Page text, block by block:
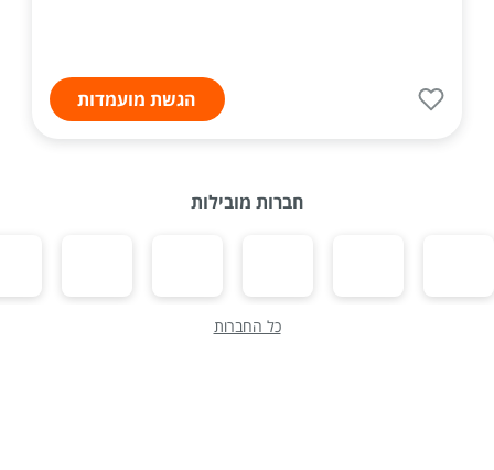
הגשת מועמדות
חברות מובילות
כל החברות